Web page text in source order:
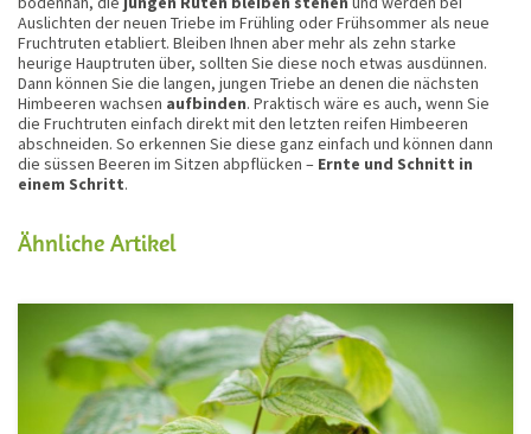
Auslichten der neuen Triebe im Frühling oder Frühsommer als neue
Fruchtruten etabliert. Bleiben Ihnen aber mehr als zehn starke
heurige Hauptruten über, sollten Sie diese noch etwas ausdünnen.
Dann können Sie die langen, jungen Triebe an denen die nächsten
Himbeeren wachsen aufbinden. Praktisch wäre es auch, wenn Sie
die Fruchtruten einfach direkt mit den letzten reifen Himbeeren
abschneiden. So erkennen Sie diese ganz einfach und können dann
die süssen Beeren im Sitzen abpflücken – Ernte und Schnitt in
einem Schritt.
Ähnliche Artikel